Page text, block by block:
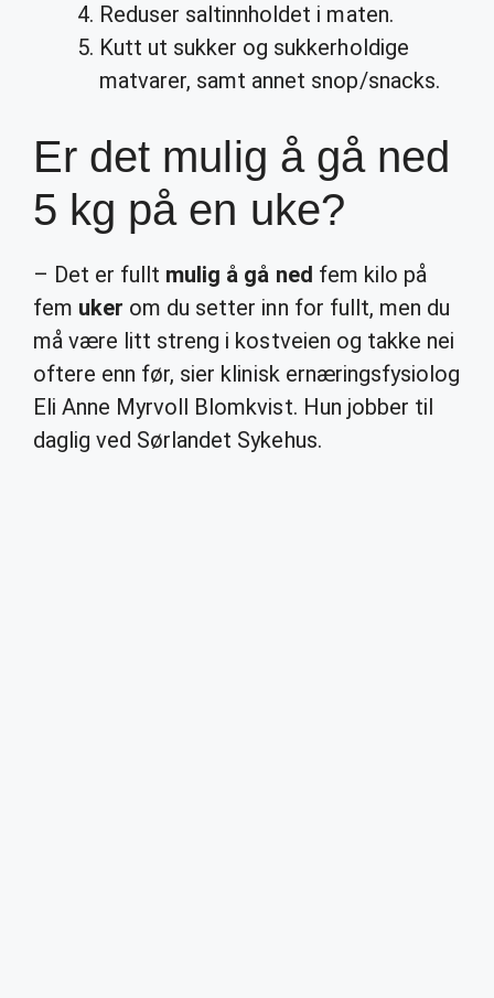
Reduser saltinnholdet i maten.
Kutt ut sukker og sukkerholdige
matvarer, samt annet snop/snacks.
Er det mulig å gå ned
5 kg på en uke?
– Det er fullt mulig å gå ned fem kilo på
fem uker om du setter inn for fullt, men du
må være litt streng i kostveien og takke nei
oftere enn før, sier klinisk ernæringsfysiolog
Eli Anne Myrvoll Blomkvist. Hun jobber til
daglig ved Sørlandet Sykehus.